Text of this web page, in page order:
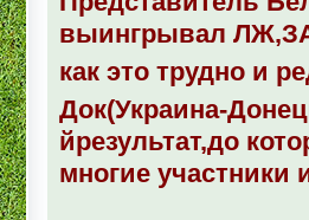
выингрывал
как это трудно и
Док(Украина-
йрезультат,до
многие участники